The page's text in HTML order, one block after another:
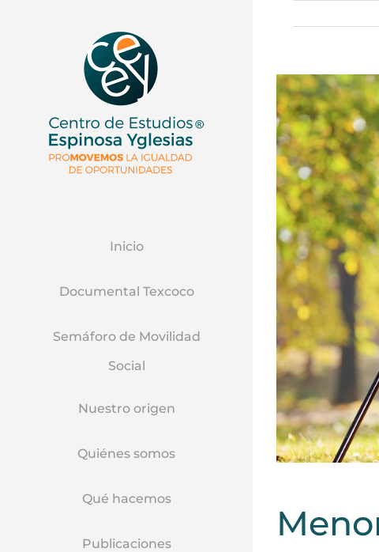
Inicio
Documental Texcoco
Semáforo de Movilidad
Social
Nuestro origen
Quiénes somos
Qué hacemos
Publicaciones